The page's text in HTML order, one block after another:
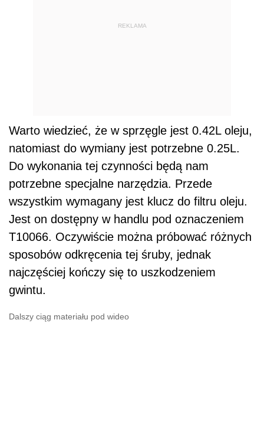
REKLAMA
Warto wiedzieć, że w sprzęgle jest 0.42L oleju,
natomiast do wymiany jest potrzebne 0.25L.
Do wykonania tej czynności będą nam
potrzebne specjalne narzędzia. Przede
wszystkim wymagany jest klucz do filtru oleju.
Jest on dostępny w handlu pod oznaczeniem
T10066. Oczywiście można próbować różnych
sposobów odkręcenia tej śruby, jednak
najczęściej kończy się to uszkodzeniem
gwintu.
Dalszy ciąg materiału pod wideo